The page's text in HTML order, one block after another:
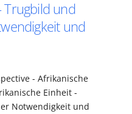
Trugbild und
und
- Afrikanische
Einheit -
Notwendigkeit und